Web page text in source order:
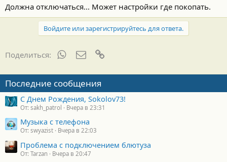
Должна отключаться... Может настройки где покопать.
Войдите или зарегистрируйтесь для ответа.
Поделиться: WhatsAppЭлектронная почта
Последние сообщения
С Днем Рождения, Sokolov73!
От: sakh_patrol Вчера в 23:31
Музыка с телефона
От: swyazist Вчера в 22:03
Проблема с подключением блютуза
От: Tarzan Вчера в 20:47